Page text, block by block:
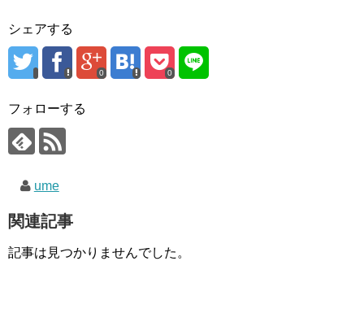
シェアする
0 0
フォローする
ume
関連記事
記事は見つかりませんでした。